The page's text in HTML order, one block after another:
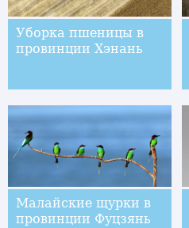
Уборка пшеницы в
провинции Хэнань
Малайские щурки в
провинции Фуцзянь